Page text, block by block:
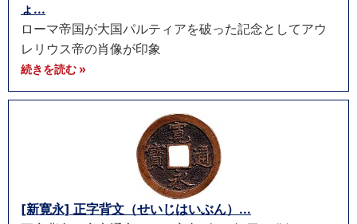
ょ...
ローマ帝国が大国パルティアを破った記念としてアウ
レリウス帝の肖像が印象
続きを読む »
[新寛永] 正字背文（せいじはいぶん）...